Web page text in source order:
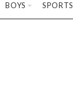
BOYS SPORTS